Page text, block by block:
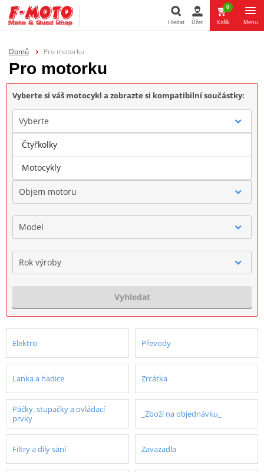
Hledat Účet
0
Košík Menu
Domů Pro motorku
Pro motorku
Vyberte si váš motocykl a zobrazte si kompatibilní součástky:
Vyberte
Značka
Objem motoru
Model
Rok výroby
Vyhledat
Elektro Převody
Lanka a hadice Zrcátka
Páčky, stupačky a ovládací
prvky
_Zboží na objednávku_
Filtry a díly sání Zavazadla
Čtyřkolky
Motocykly